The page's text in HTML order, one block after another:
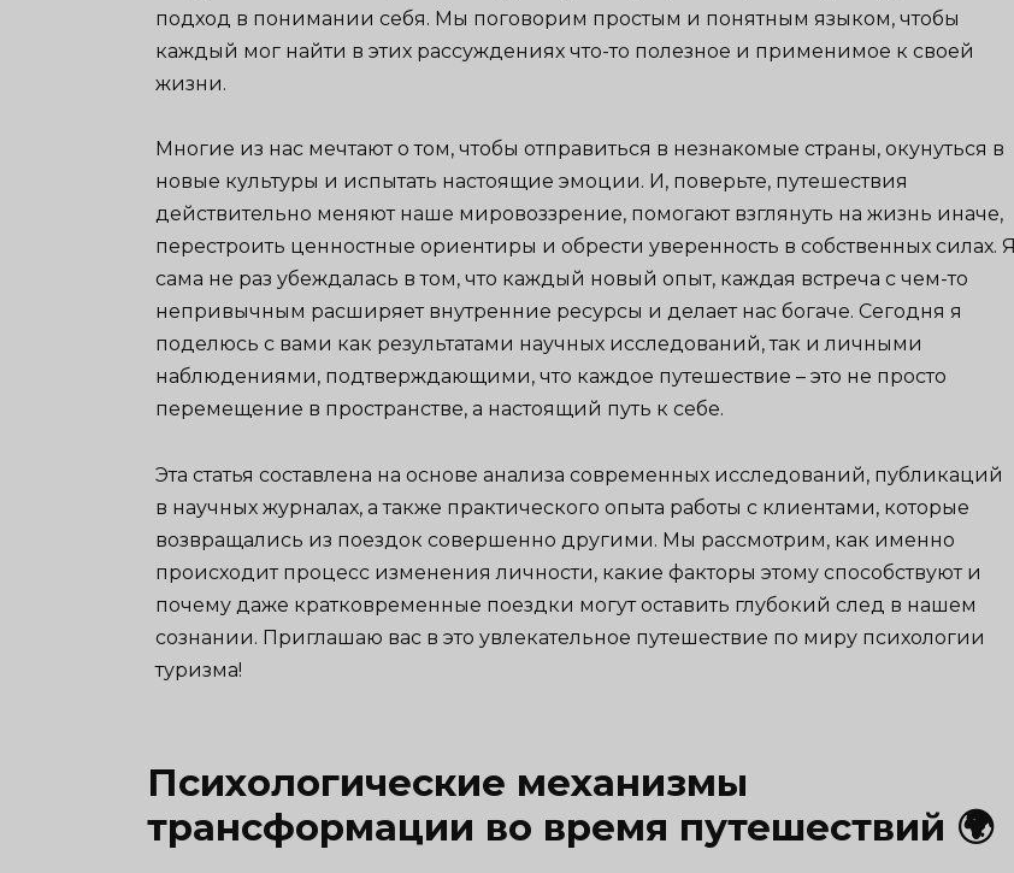
подход в понимании себя. Мы поговорим простым и понятным языком, чтобы
каждый мог найти в этих рассуждениях что-то полезное и применимое к своей
жизни.
Многие из нас мечтают о том, чтобы отправиться в незнакомые страны, окунуться в
новые культуры и испытать настоящие эмоции. И, поверьте, путешествия
действительно меняют наше мировоззрение, помогают взглянуть на жизнь иначе,
перестроить ценностные ориентиры и обрести уверенность в собственных силах. Я
сама не раз убеждалась в том, что каждый новый опыт, каждая встреча с чем-то
непривычным расширяет внутренние ресурсы и делает нас богаче. Сегодня я
поделюсь с вами как результатами научных исследований, так и личными
наблюдениями, подтверждающими, что каждое путешествие – это не просто
перемещение в пространстве, а настоящий путь к себе.
Эта статья составлена на основе анализа современных исследований, публикаций
в научных журналах, а также практического опыта работы с клиентами, которые
возвращались из поездок совершенно другими. Мы рассмотрим, как именно
происходит процесс изменения личности, какие факторы этому способствуют и
почему даже кратковременные поездки могут оставить глубокий след в нашем
сознании. Приглашаю вас в это увлекательное путешествие по миру психологии
туризма!
Психологические механизмы
трансформации во время путешествий 🌍